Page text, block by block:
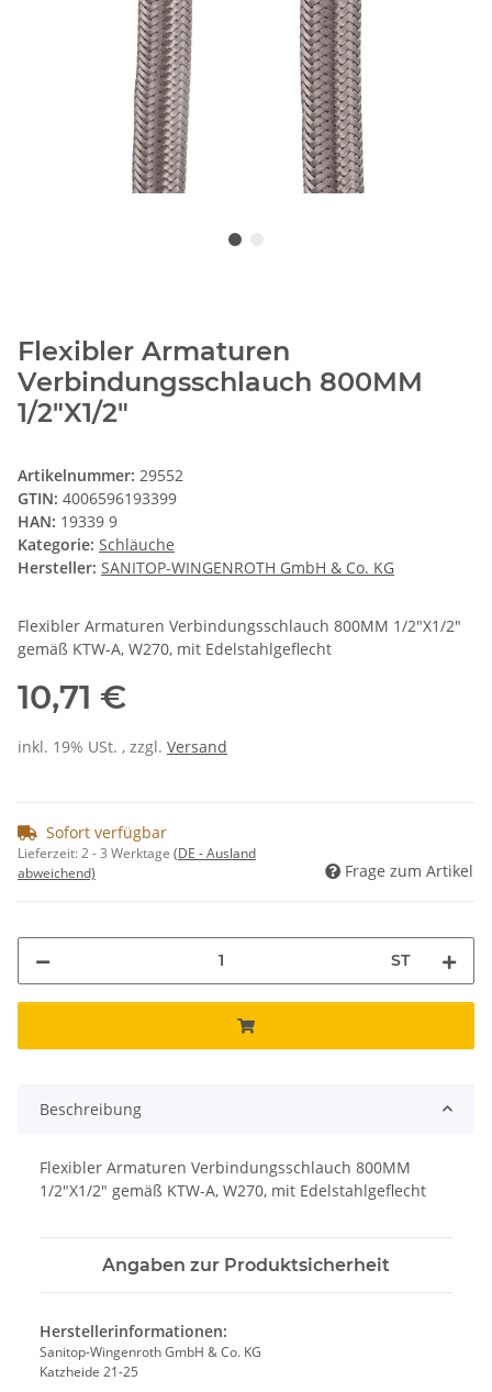
Flexibler Armaturen
Verbindungsschlauch 800MM
1/2"X1/2"
Artikelnummer: 29552
GTIN: 4006596193399
HAN: 19339 9
Kategorie: Schläuche
Hersteller: SANITOP-WINGENROTH GmbH & Co. KG
Flexibler Armaturen Verbindungsschlauch 800MM 1/2"X1/2"
gemäß KTW-A, W270, mit Edelstahlgeflecht
10,71 €
inkl. 19% USt. , zzgl. Versand
Sofort verfügbar
Lieferzeit:2 - 3 Werktage (DE - Ausland
abweichend)
Frage zum Artikel
ST
Beschreibung
Flexibler Armaturen Verbindungsschlauch 800MM
1/2"X1/2" gemäß KTW-A, W270, mit Edelstahlgeflecht
Angaben zur Produktsicherheit
Herstellerinformationen:
Sanitop-Wingenroth GmbH & Co. KG
Katzheide 21-25